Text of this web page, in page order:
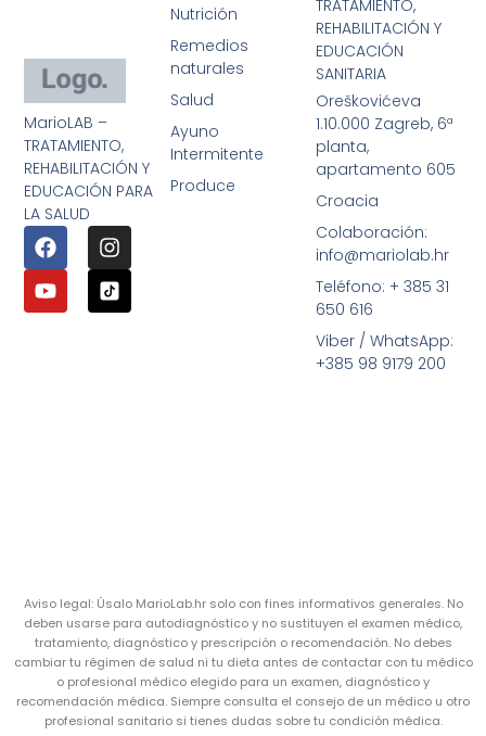
MarioLAB –
TRATAMIENTO,
REHABILITACIÓN Y
EDUCACIÓN PARA
LA SALUD
Nutrición
Remedios
naturales
Salud
Ayuno
Intermitente
Produce
TRATAMIENTO,
REHABILITACIÓN Y
EDUCACIÓN
SANITARIA
Oreškovićeva
1.10.000 Zagreb, 6ª
planta,
apartamento 605
Croacia
Colaboración:
info@mariolab.hr
Teléfono: + 385 31
650 616
Viber / WhatsApp:
+385 98 9179 200
Aviso legal: Úsalo MarioLab.hr solo con fines informativos generales. No
deben usarse para autodiagnóstico y no sustituyen el examen médico,
tratamiento, diagnóstico y prescripción o recomendación. No debes
cambiar tu régimen de salud ni tu dieta antes de contactar con tu médico
o profesional médico elegido para un examen, diagnóstico y
recomendación médica. Siempre consulta el consejo de un médico u otro
profesional sanitario si tienes dudas sobre tu condición médica.